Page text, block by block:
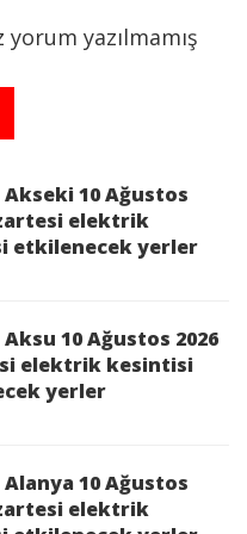
- 16:00:00
Cadde / Sokak :
KIZILKAYA
DERE AŞAĞI
TEKELİLER ÇIKMAZI
Sk.,MERKEZ
Mah.
- 08/05/2026
yazılmamış
10 Ağustos
elektrik
etkilenecek yerler
10 Ağustos 2026
elektrik kesintisi
yerler
10 Ağustos
elektrik